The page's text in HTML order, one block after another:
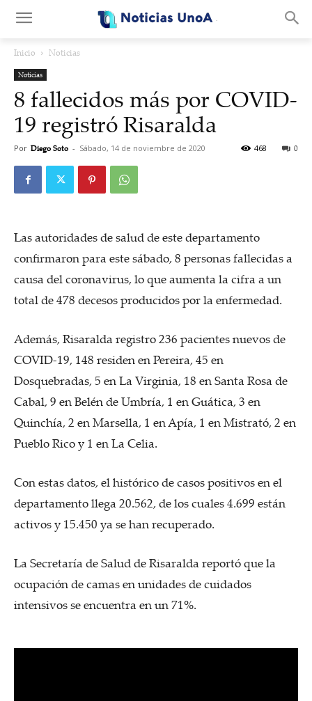
Inicio Noticias
Noticias
8 fallecidos más por COVID-
19 registró Risaralda
Por Diego Soto - Sábado, 14 de noviembre de 2020 0
468
Las autoridades de salud de este departamento
confirmaron para este sábado, 8 personas fallecidas a
causa del coronavirus, lo que aumenta la cifra a un
total de 478 decesos producidos por la enfermedad.
Además, Risaralda registro 236 pacientes nuevos de
COVID-19, 148 residen en Pereira, 45 en
Dosquebradas, 5 en La Virginia, 18 en Santa Rosa de
Cabal, 9 en Belén de Umbría, 1 en Guática, 3 en
Quinchía, 2 en Marsella, 1 en Apía, 1 en Mistrató, 2 en
Pueblo Rico y 1 en La Celia.
Con estas datos, el histórico de casos positivos en el
departamento llega 20.562, de los cuales 4.699 están
activos y 15.450 ya se han recuperado.
La Secretaría de Salud de Risaralda reportó que la
ocupación de camas en unidades de cuidados
intensivos se encuentra en un 71%.